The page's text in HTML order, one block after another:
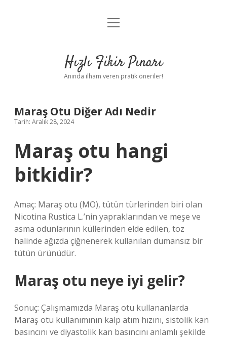
Anasayfa
Yasal Uyarı
menüyü
Hızlı Fikir Pınarı
Anında ilham veren pratik öneriler!
Maraş Otu Diğer Adı Nedir
Tarih: Aralık 28, 2024
Maraş otu hangi
bitkidir?
Amaç: Maraş otu (MO), tütün türlerinden biri olan
Nicotina Rustica L.’nin yapraklarından ve meşe ve
asma odunlarının küllerinden elde edilen, toz
halinde ağızda çiğnenerek kullanılan dumansız bir
tütün ürünüdür.
Maraş otu neye iyi gelir?
Sonuç: Çalışmamızda Maraş otu kullananlarda
Maraş otu kullanımının kalp atım hızını, sistolik kan
basıncını ve diyastolik kan basıncını anlamlı şekilde